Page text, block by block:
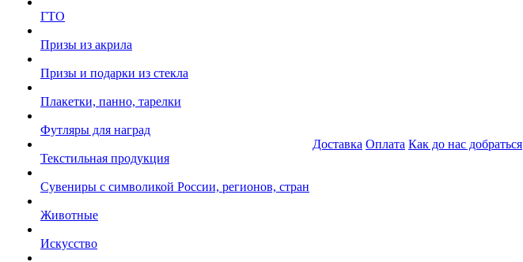
ГТО
Призы из акрила
Призы и подарки из стекла
Плакетки, панно, тарелки
Футляры для наград
Текстильная продукция
Сувениры с символикой России, регионов, стран
Животные
Искусство
Доставка Оплата Как до нас добраться